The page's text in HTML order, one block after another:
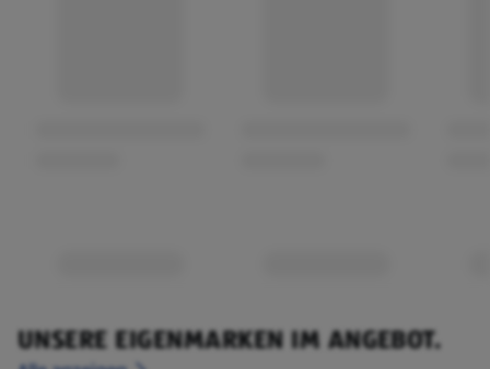
UNSERE EIGENMARKEN IM ANGEBOT.